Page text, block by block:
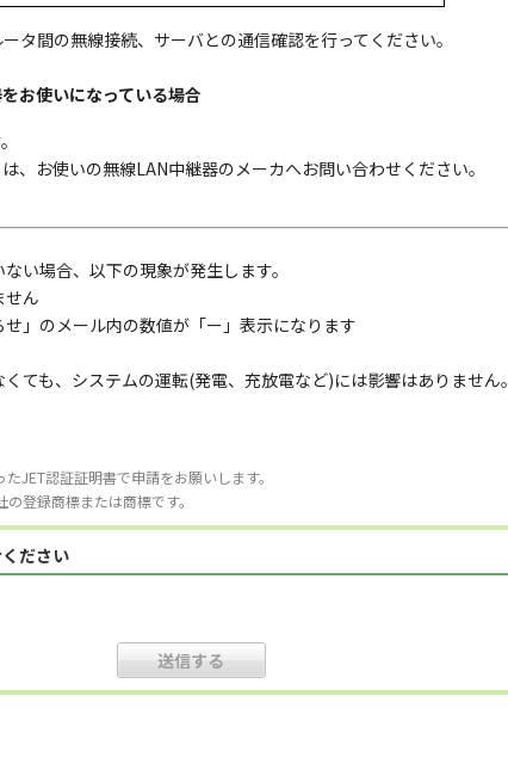
タ間の無線接続、サーバとの通信確認を行ってください。
お使いになっている場合
お使いの無線LAN中継器のメーカへお問い合わせください。
い場合、以下の現象が発生します。
せん
」のメール内の数値が「ー」表示になります
ても、システムの運転(発電、充放電など)には影響はありません。
JET認証証明書で申請をお願いします。
登録商標または商標です。
ださい